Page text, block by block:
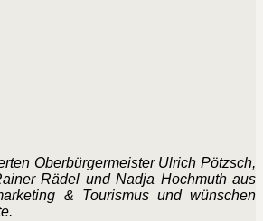
Oberbürgermeister Ulrich Pötzsch,
Rädel und Nadja Hochmuth aus
& Tourismus und wünschen